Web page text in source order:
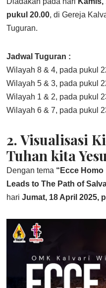
pukul 20.00, di Gereja
Tuguran.
Jadwal Tuguran :
Wilayah 8 & 4, pada pukul
Wilayah 5 & 3, pada pukul
Wilayah 1 & 2, pada pukul
Wilayah 6 & 7, pada pukul
2. Visualisasi
Tuhan kita
Dengan tema “Ecce Homo
Leads to The Path of
hari Jumat, 18 April 2025,